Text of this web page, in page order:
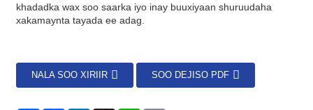
khadadka wax soo saarka iyo inay buuxiyaan shuruudaha
xakamaynta tayada ee adag.
NALA SOO XIRIIR SOO DEJISO PDF